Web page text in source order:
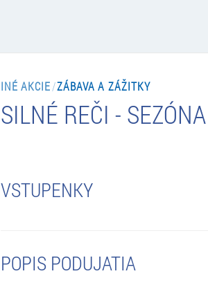
INÉ AKCIE/ZÁBAVA A ZÁŽITKY
SILNÉ REČI -
VSTUPENKY
POPIS PODUJATIA